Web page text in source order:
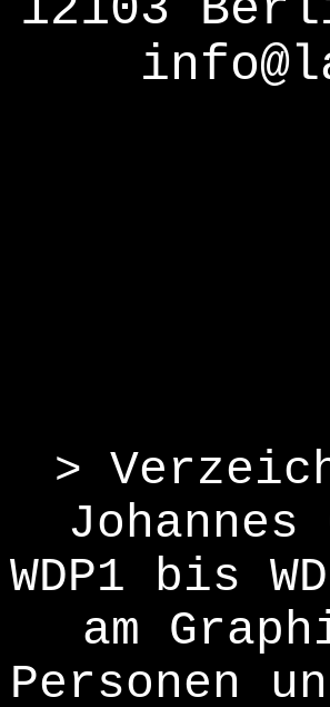
>
WDP1 bis
am
Personen